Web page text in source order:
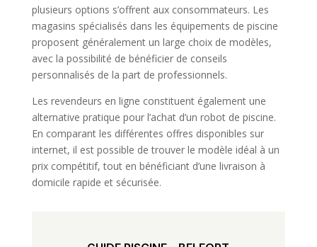
plusieurs options s’offrent aux consommateurs. Les
magasins spécialisés dans les équipements de piscine
proposent généralement un large choix de modèles,
avec la possibilité de bénéficier de conseils
personnalisés de la part de professionnels.
Les revendeurs en ligne constituent également une
alternative pratique pour l’achat d’un robot de piscine.
En comparant les différentes offres disponibles sur
internet, il est possible de trouver le modèle idéal à un
prix compétitif, tout en bénéficiant d’une livraison à
domicile rapide et sécurisée.